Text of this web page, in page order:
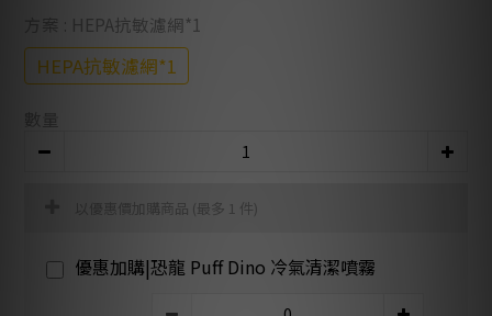
: HEPA抗敏濾網*1
HEPA抗敏濾網*1
以優惠價加購商品 (最多 1 件)
優惠加購|恐龍 Puff Dino 冷氣清潔噴霧